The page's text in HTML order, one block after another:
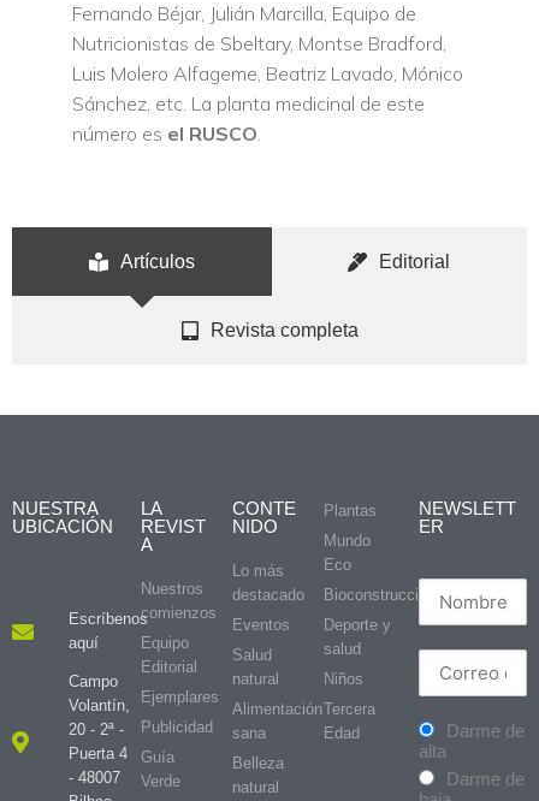
Fernando Béjar, Julián Marcilla, Equipo de
Nutricionistas de Sbeltary, Montse Bradford,
Luis Molero Alfageme, Beatriz Lavado, Mónico
Sánchez, etc. La planta medicinal de este
número es el RUSCO.
Artículos Editorial
Revista completa
NUESTRA
UBICACIÓN
Escríbenos
aquí
Campo
Volantín,
20 - 2ª -
Puerta 4
- 48007
LA
REVIST
A
Nuestros
comienzos
Equipo
Editorial
Ejemplares
Publicidad
Guía
Verde
CONTE
NIDO
Lo más
destacado
Eventos
Salud
natural
Alimentación
sana
Belleza
natural
Plantas
Mundo
Eco
Bioconstrucción
Deporte y
salud
Niños
Tercera
Edad
NEWSLETT
ER
Darme de
alta
Darme de